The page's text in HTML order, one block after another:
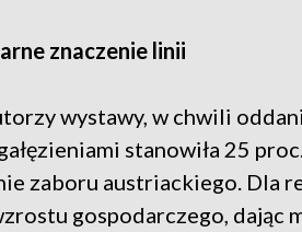
znaczenie linii
wystawy, w chwili
stanowiła 25
zaboru austriackiego. Dla
gospodarczego, dając